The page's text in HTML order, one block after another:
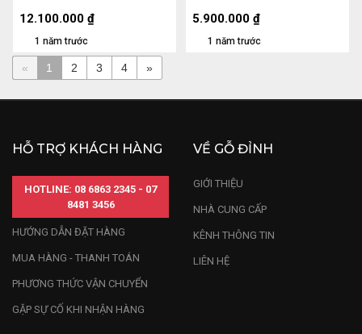
1 năm trước
12.100.000 ₫
1 năm trước
5.900.000 ₫
« 1 2 3 4 »
HỖ TRỢ KHÁCH HÀNG
HOTLINE: 08 6863 2345 - 07
8481 3456
HƯỚNG DẪN ĐẶT HÀNG
MUA HÀNG - THANH TOÁN
PHƯƠNG THỨC VẬN CHUYỂN
GẶP SỰ CỐ KHI NHẬN HÀNG
VỀ GỖ ĐỈNH
GIỚI THIỆU
NHÀ CUNG CẤP
KÊNH THÔNG TIN
LIÊN HỆ